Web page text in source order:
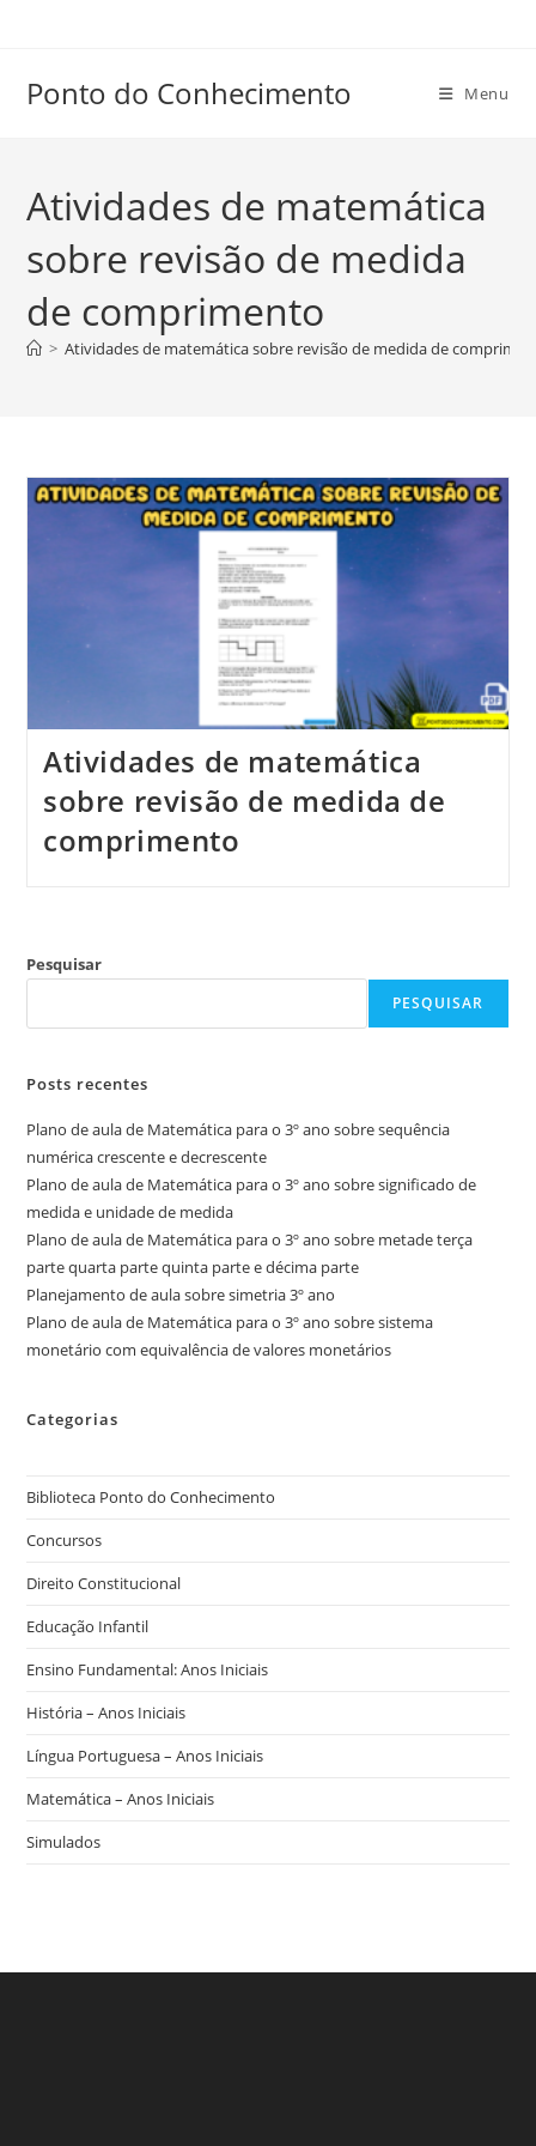
conteúdo
Ponto do Conhecimento Menu
Atividades de matemática
sobre revisão de medida
de comprimento
> Atividades de matemática sobre revisão de medida de
Atividades de matemática
sobre revisão de medida de
comprimento
Pesquisar
PESQUISAR
Posts recentes
Plano de aula de Matemática para o 3º ano sobre sequência
numérica crescente e decrescente
Plano de aula de Matemática para o 3º ano sobre significado de
medida e unidade de medida
Plano de aula de Matemática para o 3º ano sobre metade terça
parte quarta parte quinta parte e décima parte
Planejamento de aula sobre simetria 3º ano
Plano de aula de Matemática para o 3º ano sobre sistema
monetário com equivalência de valores monetários
Categorias
Biblioteca Ponto do Conhecimento
Concursos
Direito Constitucional
Educação Infantil
Ensino Fundamental: Anos Iniciais
História – Anos Iniciais
Língua Portuguesa – Anos Iniciais
Matemática – Anos Iniciais
Simulados